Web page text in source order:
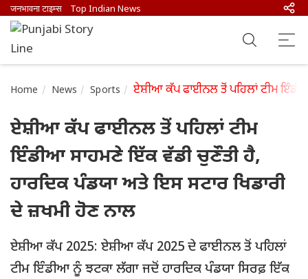
जनभावना टाइम्स Top Indian News
Home News Sports ਏਸ਼ੀਆ ਕੱਪ ਫਾਈਨਲ ਤੋਂ ਪਹਿਲਾਂ ਟੀਮ
ਏਸ਼ੀਆ ਕੱਪ ਫਾਈਨਲ ਤੋਂ ਪਹਿਲਾਂ ਟੀਮ
ਇੰਡੀਆ ਸਾਹਮਣੇ ਇੱਕ ਵੱਡੀ ਚੁਣੌਤੀ ਹੈ,
ਹਾਰਦਿਕ ਪੰਡਯਾ ਅਤੇ ਇਸ ਸਟਾਰ ਖਿਡਾਰੀ
ਦੇ ਜ਼ਖਮੀ ਹੋਣ ਨਾਲ
ਏਸ਼ੀਆ ਕੱਪ 2025: ਏਸ਼ੀਆ ਕੱਪ 2025 ਦੇ ਫਾਈਨਲ ਤੋਂ ਪਹਿਲਾਂ
ਟੀਮ ਇੰਡੀਆ ਨੂੰ ਝਟਕਾ ਲੱਗਾ ਜਦੋਂ ਹਾਰਦਿਕ ਪੰਡਯਾ ਸਿਰਫ਼ ਇੱਕ